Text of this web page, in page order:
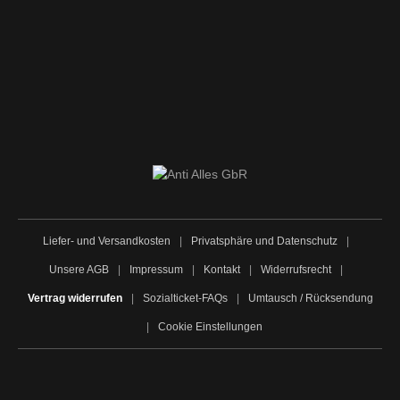
Liefer- und Versandkosten Privatsphäre und Datenschutz
Unsere AGB Impressum Kontakt Widerrufsrecht
Vertrag widerrufen Sozialticket-FAQs Umtausch / Rücksendung
Cookie Einstellungen